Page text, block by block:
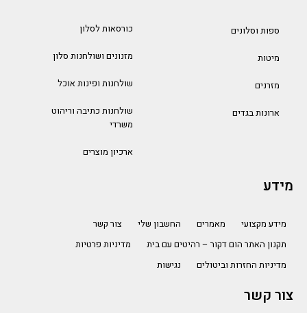
ספות וסלונים
מיטות
מזרנים
ארונות בגדים
כורסאות לסלון
מזנונים ושולחנות סלון
שולחנות ופינות אוכל
שולחנות כתיבה וריהוט
משרדי
ארכיון מוצרים
מידע
מידע מקצועי מאמרים החשבון שלי
צור קשר
תקנון האתר הום דקור – רהיטים עם בית
מדיניות פרטיות
מדיניות החזרות וביטולים
נגישות
צור קשר